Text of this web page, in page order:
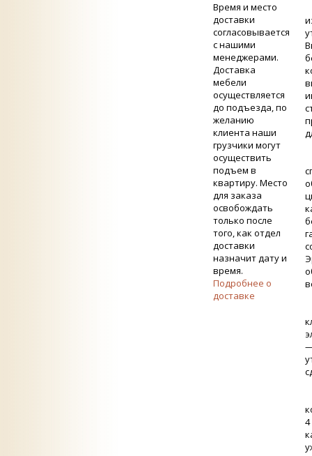
Время и место
доставки
согласовывается
с нашими
менеджерами.
Доставка
мебели
осуществляется
до подъезда, по
желанию
клиента наши
грузчики могут
осуществить
подъем в
квартиру. Место
для заказа
освобождать
только после
того, как отдел
доставки
назначит дату и
время.
Подробнее о
доставке